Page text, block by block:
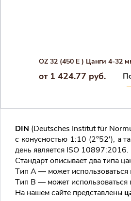
OZ 32 (450 E ) Цанги 4-32
от 1 424.77 руб.
DIN (Deutsches Institut für
с конусностью 1:10 (2°52′), а
день является ISO
Стандарт описывает два типа
Тип A — может использоваться
Тип B — может использоваться
На нашем сайте представлены